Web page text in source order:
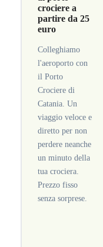
crociere a
partire da 25
euro
Colleghiamo
l'aeroporto con
il Porto
Crociere di
Catania. Un
viaggio veloce e
diretto per non
perdere neanche
un minuto della
tua crociera.
Prezzo fisso
senza sorprese.